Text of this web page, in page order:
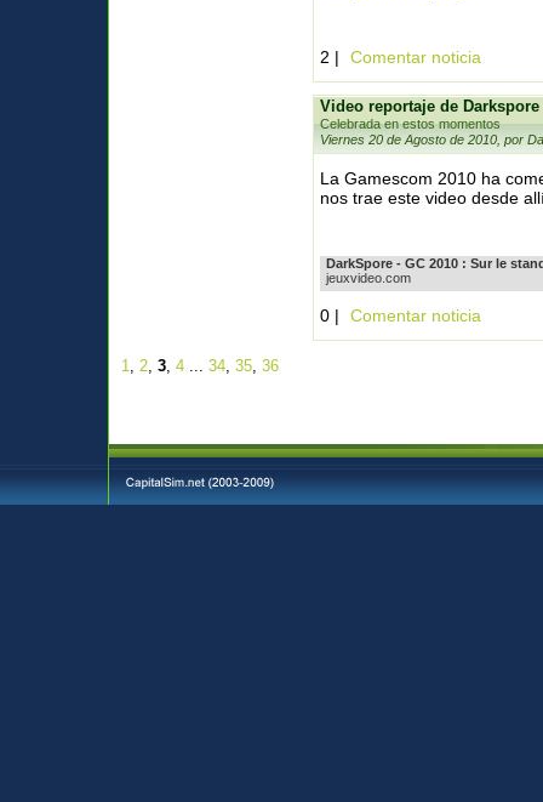
2 | Comentar noticia
Video reportaje de
Celebrada en estos momentos
Viernes 20 de Agosto de 2010, por
La Gamescom 2010 ha
nos trae este video desde
DarkSpore - GC 2010 : Sur le
jeuxvideo.com
0 | Comentar noticia
1, 2, 3, 4 ... 34, 35, 36